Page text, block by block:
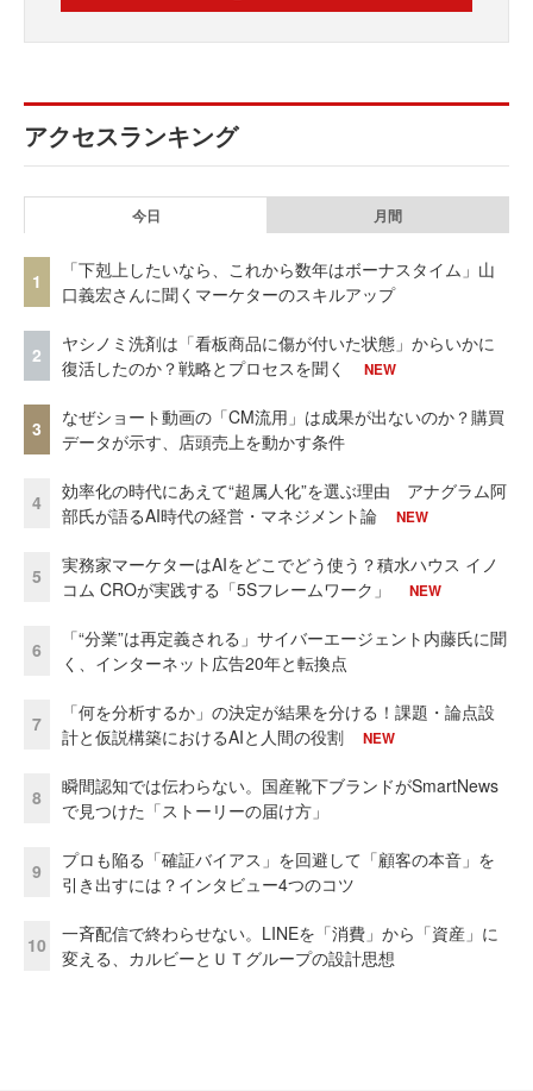
アクセスランキング
今日 月間
1
「下剋上したいなら、これから数年はボーナスタイム」山
口義宏さんに聞くマーケターのスキルアップ
2
ヤシノミ洗剤は「看板商品に傷が付いた状態」からいかに
復活したのか？戦略とプロセスを聞く
NEW
3
なぜショート動画の「CM流用」は成果が出ないのか？購買
データが示す、店頭売上を動かす条件
4
効率化の時代にあえて“超属人化”を選ぶ理由 アナグラム阿
部氏が語るAI時代の経営・マネジメント論
NEW
5
実務家マーケターはAIをどこでどう使う？積水ハウス イノ
コム CROが実践する「5Sフレームワーク」
NEW
6
「“分業”は再定義される」サイバーエージェント内藤氏に聞
く、インターネット広告20年と転換点
7
「何を分析するか」の決定が結果を分ける！課題・論点設
計と仮説構築におけるAIと人間の役割
NEW
8
瞬間認知では伝わらない。国産靴下ブランドがSmartNews
で見つけた「ストーリーの届け方」
9
プロも陥る「確証バイアス」を回避して「顧客の本音」を
引き出すには？インタビュー4つのコツ
10
一斉配信で終わらせない。LINEを「消費」から「資産」に
変える、カルビーとＵＴグループの設計思想